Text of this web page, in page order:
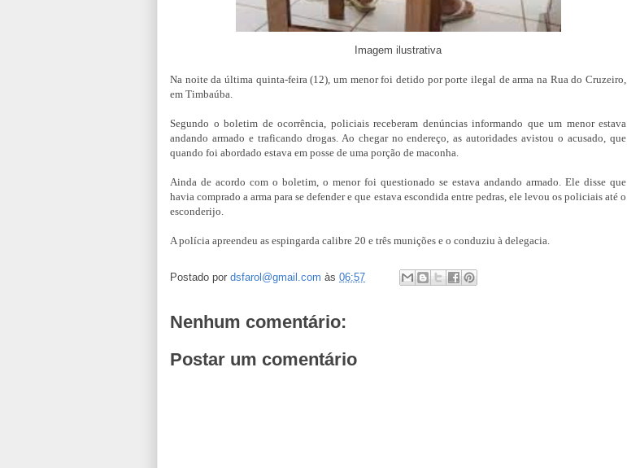
Imagem ilustrativa
Na noite da última quinta-feira (12), um menor foi detido por porte ilegal de arma na Rua do Cruzeiro,
em Timbaúba.
Segundo o boletim de ocorrência, policiais receberam denúncias informando que um menor estava
andando armado e traficando drogas. Ao chegar no endereço, as autoridades avistou o acusado, que
quando foi abordado estava em posse de uma porção de maconha.
Ainda de acordo com o boletim, o menor foi questionado se estava andando armado. Ele disse que
havia comprado a arma para se defender e que estava escondida entre pedras, ele levou os policiais até o
esconderijo.
A polícia apreendeu as espingarda calibre 20 e três munições e o conduziu à delegacia.
Postado por dsfarol@gmail.com às 06:57
Nenhum comentário:
Postar um comentário